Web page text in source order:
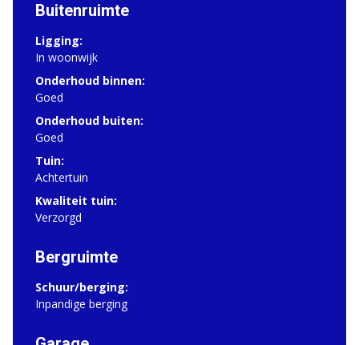
Buitenruimte
Ligging:
In woonwijk
Onderhoud binnen:
Goed
Onderhoud buiten:
Goed
Tuin:
Achtertuin
Kwaliteit tuin:
Verzorgd
Bergruimte
Schuur/berging:
Inpandige berging